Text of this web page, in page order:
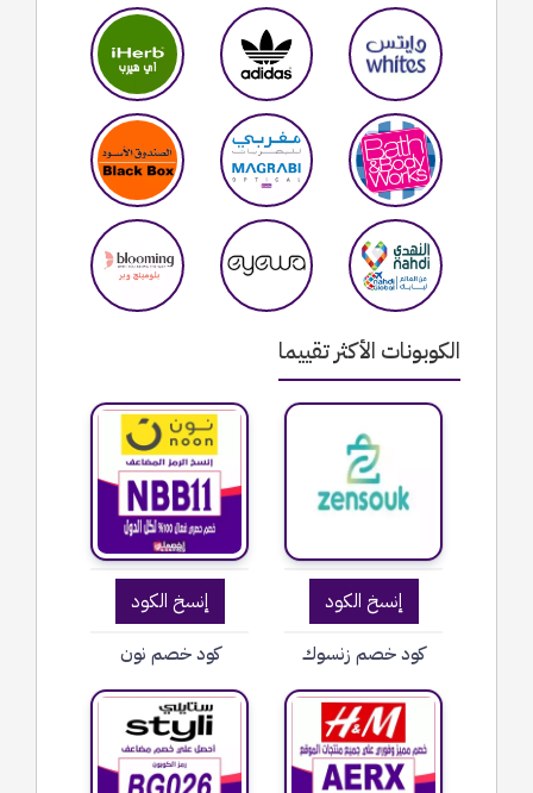
الكوبونات الأكثر تقييما
إنسخ الكود
كود خصم زنسوك
إنسخ الكود
كود خصم نون